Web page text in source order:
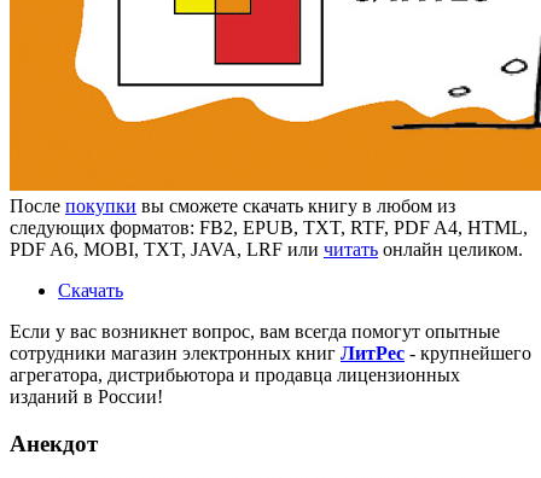
После покупки вы сможете скачать книгу в любом из
следующих форматов: FB2, EPUB, TXT, RTF, PDF A4, HTML,
PDF A6, MOBI, TXT, JAVA, LRF или читать онлайн целиком.
Скачать
Если у вас возникнет вопрос, вам всегда помогут опытные
сотрудники магазин электронных книг ЛитPec - крупнейшего
агрегатора, дистрибьютора и продавца лицензионных
изданий в России!
Анекдот